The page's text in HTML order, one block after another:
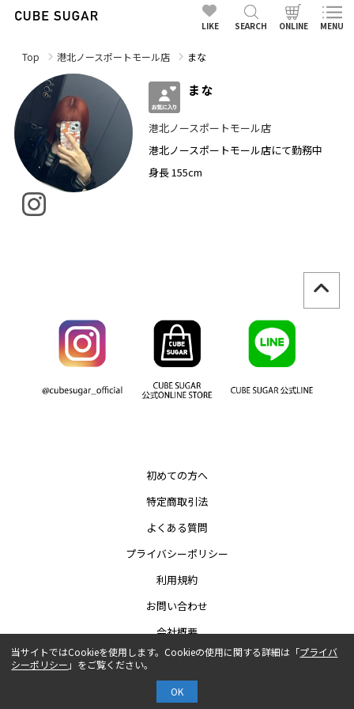
LIKE SEARCH ONLINE MENU
Top 港北ノースポートモール店 まな
まな
港北ノースポートモール店
港北ノースポートモール店にて勤務中
身長 155cm
初めての方へ
特定商取引法
よくある質問
プライバシーポリシー
利用規約
お問い合わせ
会社概要
COPYRIGHT© AUTHENTIC CO.,LTD.
当サイトではCookieを使用します。Cookieの使用に関する詳細は「プライバ
シーポリシー 」をご覧ください。
OK